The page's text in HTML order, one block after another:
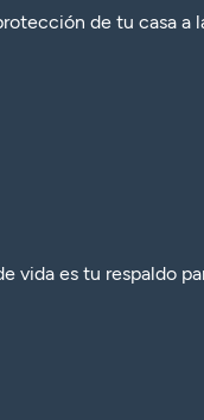
de tu casa a
vida es tu respaldo